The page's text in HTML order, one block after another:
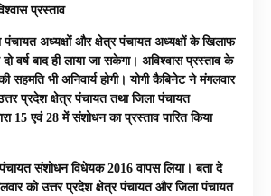
प्रस्ताव
पंचायत अध्यक्षों और क्षेत्र पंचायत अध्यक्षों के खिलाफ
वर्ष बाद ही लाया जा सकेगा। अविश्वास प्रस्ताव के
सहमति भी अनिवार्य होगी। योगी कैबिनेट ने मंगलवार
प्रदेश क्षेत्र पंचायत तथा जिला पंचायत
15 एवं 28 में संशोधन का प्रस्ताव पारित किया
संशोधन विधेयक 2016 वापस लिया। बता दे
को उत्तर प्रदेश क्षेत्र पंचायत और जिला पंचायत